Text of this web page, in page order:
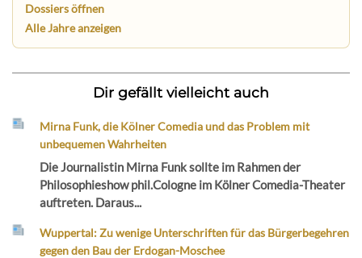
Dossiers öffnen
Alle Jahre anzeigen
Dir gefällt vielleicht auch
Mirna Funk, die Kölner Comedia und das Problem mit
unbequemen Wahrheiten
Die Journalistin Mirna Funk sollte im Rahmen der
Philosophieshow phil.Cologne im Kölner Comedia-Theater
auftreten. Daraus...
Wuppertal: Zu wenige Unterschriften für das Bürgerbegehren
gegen den Bau der Erdogan-Moschee